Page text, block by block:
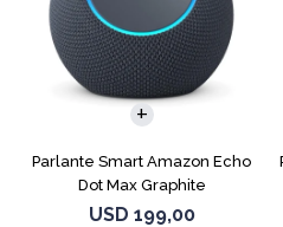
Parlante Smart Amazon Echo
Dot Max Graphite
USD 199,00